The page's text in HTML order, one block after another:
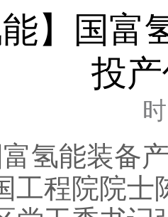
能】国
投
氢能装备
工程院院士